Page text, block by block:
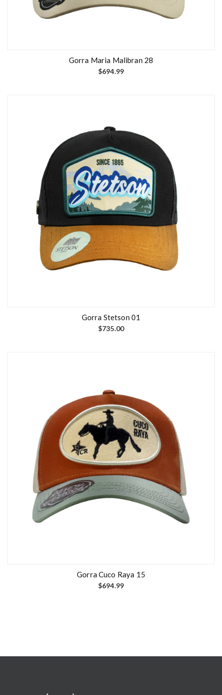
Gorra Maria Malibran 28
$694.99
Gorra Stetson 01
$735.00
Gorra Cuco Raya 15
$694.99